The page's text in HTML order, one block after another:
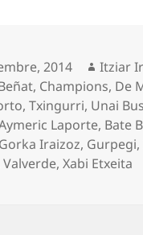
2014 Autor
Itziar
, Champions, De
,Txingurri, Unai
Laporte, Bate
Gorka Iraizoz, Gurpegi,
Valverde,Xabi Etxeita